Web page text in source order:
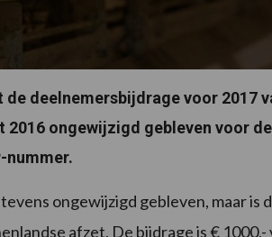
deelnemersbijdrage voor 2017
ongewijzigd gebleven voor
nummer.
ongewijzigd gebleven, maar is
afzet. De bijdrage is € 1000,-